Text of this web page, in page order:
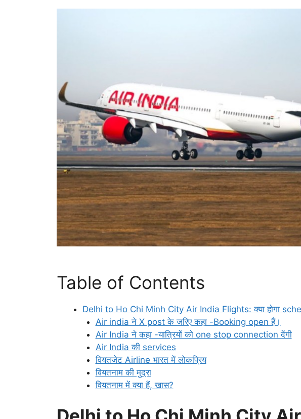
Table of Contents
Delhi to Ho Chi Minh City Air India Flights: क्या होगा
Air india ने X post के जरिए कहा -Booking open हैं।
Air India ने कहा -यात्रियों को one stop connection देंगी
Air India की services
वियतजेट Airline भारत में लोकप्रिय
वियतनाम की मुद्रा
वियतनाम में क्या हैं, खास?